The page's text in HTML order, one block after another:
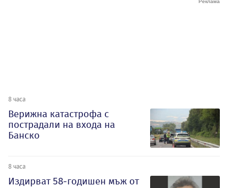
8 часа
Верижна катастрофа с
пострадали на входа на
Банско
8 часа
Издирват 58-годишен мъж от